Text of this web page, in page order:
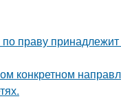
праву
конкретном